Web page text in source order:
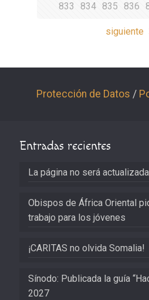
833
834 835 836
siguiente
Protección de Datos /
Entradas recientes
La página no será
Obispos de África Oriental
trabajo para los jóvenes
¡CARITAS no olvida Somalia!
Sínodo: Publicada la guía
2027